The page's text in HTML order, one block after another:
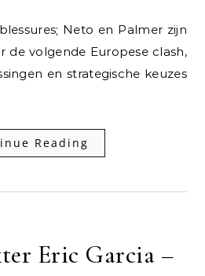
de volgende Europese clash,
en strategische keuzes
Reading
Eric Garcia –